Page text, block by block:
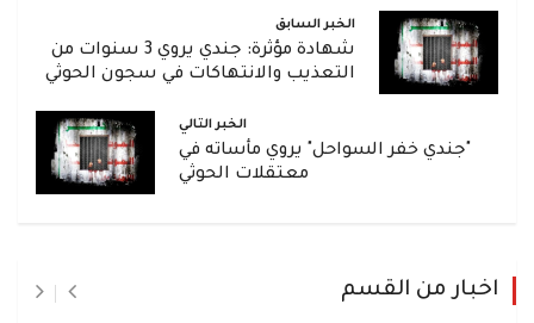
الخبر السابق
شهادة مؤثرة: جندي يروي 3 سنوات من
التعذيب والانتهاكات في سجون الحوثي
الخبر التالي
"جندي خفر السواحل" يروي مأساته في
معتقلات الحوثي
اخبار من القسم